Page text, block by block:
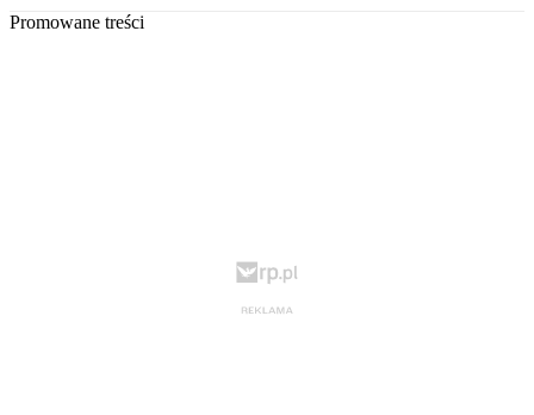
Promowane treści